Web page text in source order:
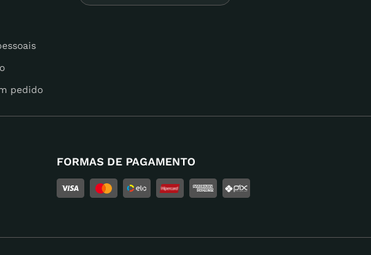
pedido
FORMAS DE PAGAMENTO